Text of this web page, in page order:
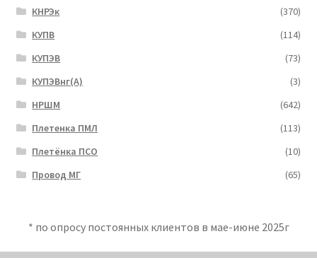
КНРЭк
(370)
КУПВ
(114)
КУПЭВ
(73)
КУПЭВнг(А)
(3)
НРШМ
(642)
Плетенка ПМЛ
(113)
Плетёнка ПСО
(10)
Провод МГ
(65)
* по опросу постоянных клиентов в мае-июне 2025г